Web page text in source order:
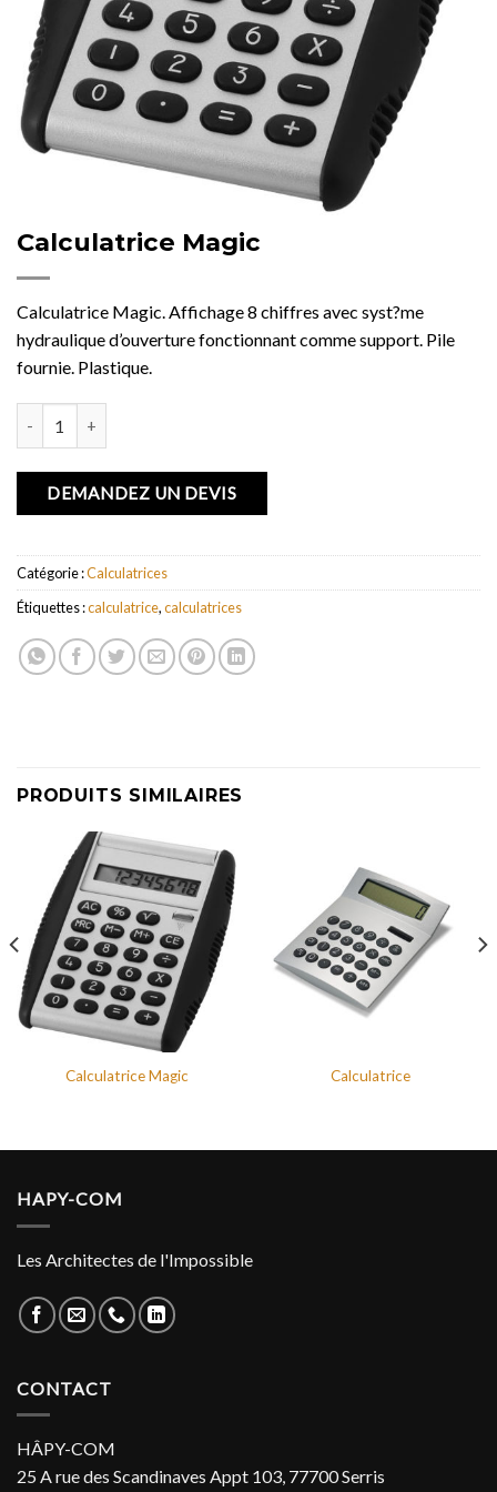
Calculatrice Magic
Calculatrice Magic. Affichage 8 chiffres avec syst?me
hydraulique d’ouverture fonctionnant comme support. Pile
fournie. Plastique.
DEMANDEZ UN DEVIS
Catégorie :Calculatrices
Étiquettes :calculatrice,calculatrices
PRODUITS SIMILAIRES
Calculatrice Magic Calculatrice
HAPY-COM
Les Architectes de l'Impossible
CONTACT
HÂPY-COM
25 A rue des Scandinaves Appt 103, 77700 Serris